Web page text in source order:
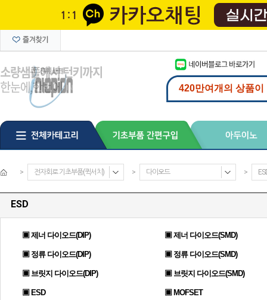
> 전자회로 기초부품(퀵서치) > 다이오드 >
ESD
▣ 제너 다이오드(DIP) ▣ 제너 다이오드(SMD)
▣ 정류 다이오드(DIP) ▣ 정류 다이오드(SMD)
▣ 브릿지 다이오드(DIP) ▣ 브릿지 다이오드(SMD)
▣ ESD ▣ MOFSET